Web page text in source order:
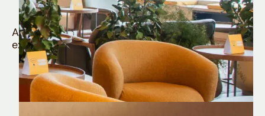
muito mais
Aproveite todos os benefícios e vantagens
exclusivas da sua Conta Internacional